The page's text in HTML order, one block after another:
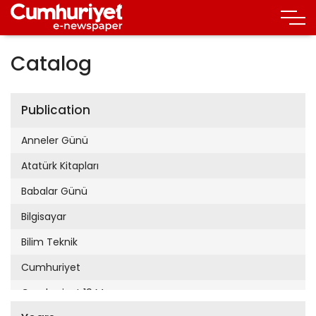
Catalog
Publication
Anneler Günü
Atatürk Kitapları
Babalar Günü
Bilgisayar
Bilim Teknik
Cumhuriyet
Cumhuriyet 19 Mayıs